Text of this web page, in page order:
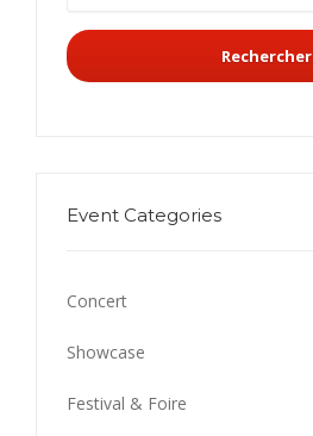
Rechercher
Event Categories
Concert
Showcase
Festival & Foire